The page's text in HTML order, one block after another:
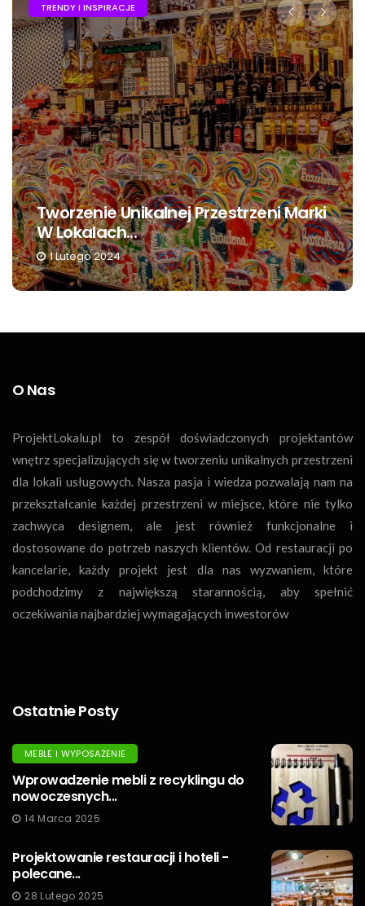
TRENDY I INSPIRACJE
Jak Efektywnie Wykorzystać
Przestrzeń W...
23 Lutego 2024
O Nas
ProjektLokalu.pl to zespół doświadczonych projektantów
wnętrz specjalizujących się w tworzeniu unikalnych przestrzeni
dla lokali usługowych. Nasza pasja i wiedza pozwalają nam na
przekształcanie każdej przestrzeni w miejsce, które nie tylko
zachwyca designem, ale jest również funkcjonalne i
dostosowane do potrzeb naszych klientów. Od restauracji po
kancelarie, każdy projekt jest dla nas wyzwaniem, które
podchodzimy z największą starannością, aby spełnić
oczekiwania najbardziej wymagających inwestorów
Ostatnie Posty
MEBLE I WYPOSAŻENIE
Wprowadzenie mebli z recyklingu do
nowoczesnych...
14 Marca 2025
Projektowanie restauracji i hoteli -
polecane...
28 Lutego 2025